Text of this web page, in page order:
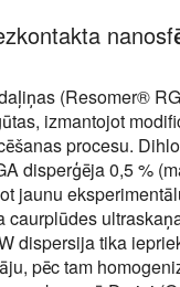
(Resomer®
izmantojot
procesu.
disperģēja 0,5 %
jaunu
caurplūdes
dispersija tika
pēc tam